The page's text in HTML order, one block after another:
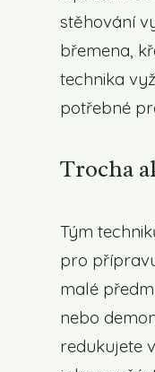
stěhování
břemena,
technika
potřebné
Trocha
Tým
pro
malé
nebo
redukujete